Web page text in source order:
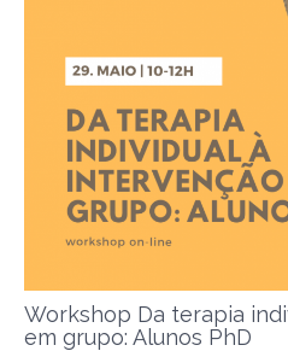
Workshop Da terapia
em grupo: Alunos PhD